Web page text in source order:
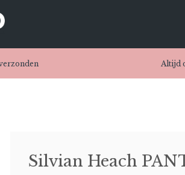
Altijd
Silvian Heach